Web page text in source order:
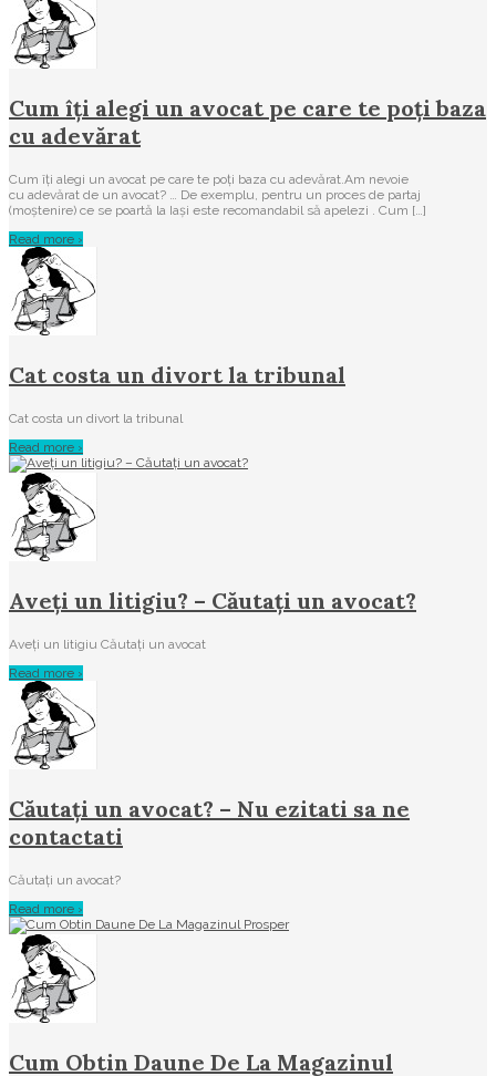
Cum îţi alegi un avocat pe care te poţi baza
cu adevărat
Cum îţi alegi un avocat pe care te poţi baza cu adevărat.Am nevoie
cu adevărat de un avocat? … De exemplu, pentru un proces de partaj
(moștenire) ce se poartă la Iași este recomandabil să apelezi . Cum […]
Read more ›
Cat costa un divort la tribunal
Cat costa un divort la tribunal
Read more ›
Aveţi un litigiu? – Căutați un avocat?
Aveţi un litigiu Căutați un avocat
Read more ›
Căutați un avocat? – Nu ezitati sa ne
contactati
Căutați un avocat?
Read more ›
Cum Obtin Daune De La Magazinul